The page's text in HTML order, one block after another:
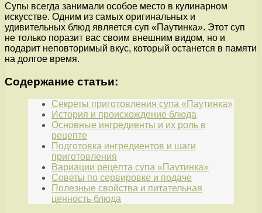
Супы всегда занимали особое место в кулинарном
искусстве. Одним из самых оригинальных и
удивительных блюд является суп «Паутинка». Этот суп
не только поразит вас своим внешним видом, но и
подарит неповторимый вкус, который останется в памяти
на долгое время.
Содержание статьи:
Секреты приготовления супа «Паутинка»
История и происхождение блюда
Основные ингредиенты и их роль в
рецепте
Подготовка ингредиентов и шаги
приготовления
Вариации рецепта супа «Паутинка»
Советы по сервировке и подаче
Полезные свойства и питательная
ценность блюда